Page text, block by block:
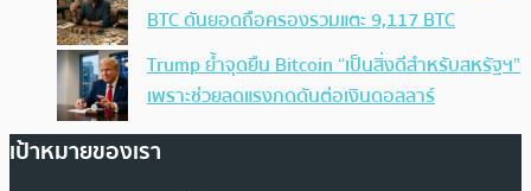
BTC ดันยอดถือครองรวมแตะ 9,117 BTC
Trump ย้ำจุดยืน Bitcoin “เป็นสิ่งดีสำหรับสหรัฐฯ”
เพราะช่วยลดแรงกดดันต่อเงินดอลลาร์
เป้าหมายของเรา